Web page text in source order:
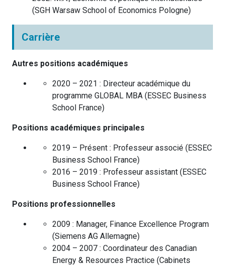
(SGH Warsaw School of Economics Pologne)
Carrière
Autres positions académiques
2020 – 2021 : Directeur académique du
programme GLOBAL MBA ( ESSEC Business
School France)
Positions académiques principales
2019 – Présent : Professeur associé ( ESSEC
Business School France)
2016 – 2019 : Professeur assistant ( ESSEC
Business School France)
Positions professionnelles
2009 : Manager, Finance Excellence Program
(Siemens AG Allemagne)
2004 – 2007 : Coordinateur des Canadian
Energy & Resources Practice (Cabinets